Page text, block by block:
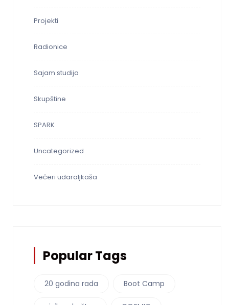
Projekti
Radionice
Sajam studija
Skupštine
SPARK
Uncategorized
Večeri udaraljkaša
Popular Tags
20 godina rada Boot Camp